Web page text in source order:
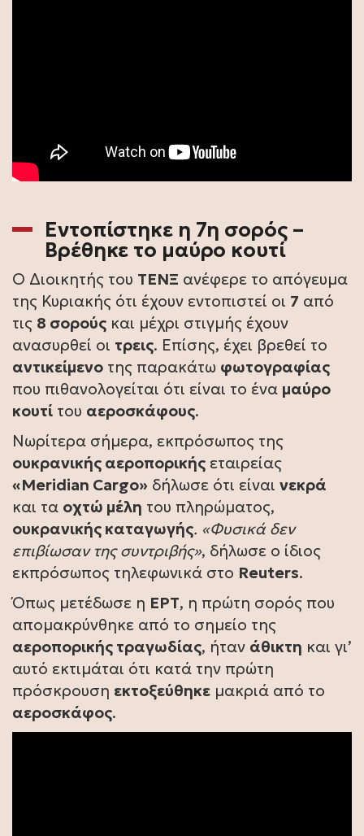
Εντοπίστηκε η 7η σορός –
Βρέθηκε το μαύρο κουτί
Ο Διοικητής του ΤΕΝΞ ανέφερε το απόγευμα
της Κυριακής ότι έχουν εντοπιστεί οι 7 από
τις 8 σορούς και μέχρι στιγμής έχουν
ανασυρθεί οι τρεις. Επίσης, έχει βρεθεί το
αντικείμενο της παρακάτω φωτογραφίας
που πιθανολογείται ότι είναι το ένα μαύρο
κουτί του αεροσκάφους.
Νωρίτερα σήμερα, εκπρόσωπος της
ουκρανικής αεροπορικής εταιρείας
«Meridian Cargo» δήλωσε ότι είναι νεκρά
και τα οχτώ μέλη του πληρώματος,
ουκρανικής καταγωγής. «Φυσικά δεν
επιβίωσαν της συντριβής», δήλωσε ο ίδιος
εκπρόσωπος τηλεφωνικά στο Reuters.
Όπως μετέδωσε η ΕΡΤ, η πρώτη σορός που
απομακρύνθηκε από το σημείο της
αεροπορικής τραγωδίας, ήταν άθικτη και γι’
αυτό εκτιμάται ότι κατά την πρώτη
πρόσκρουση εκτοξεύθηκε μακριά από το
αεροσκάφος.